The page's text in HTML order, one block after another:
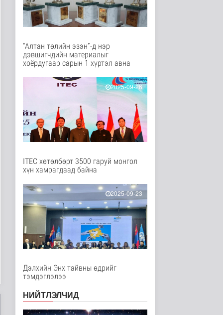
"Цагийн хүрд"
мэдээллийн хөтөлбөр
/2026.08.06/
13 цаг 35 минутын өмнө
Даланзадгад хот 2028
болно
15 цагийн өмнө
Дундговь аймагт
Нарны цахилгаан
станц барих ажил..
Улс төр
Дипломат
газруудын
төлөөлөгчид COP1..
Улс төр
15 цаг 12 минутын өмнө
Н.Номтойбаяр:
Аймгуудад тулгамдаж
буй асуудлууды..
16 цаг 56 минутын өмнө
Ч:19А чиглэлийн
замналд түр хуг..
Нийгэм
“Алтан төлийн эзэн”-д нэр
дэвшигчдийн материалыг
хоёрдугаар сарын 1 хүртэл авна
2025-09-26
ITEC хөтөлбөрт 3500 гаруй монгол
хүн хамрагдаад байна
2025-09-23
Дэлхийн Энх тайвны өдрийг
тэмдэглэлээ
НИЙТЛЭЛЧИД